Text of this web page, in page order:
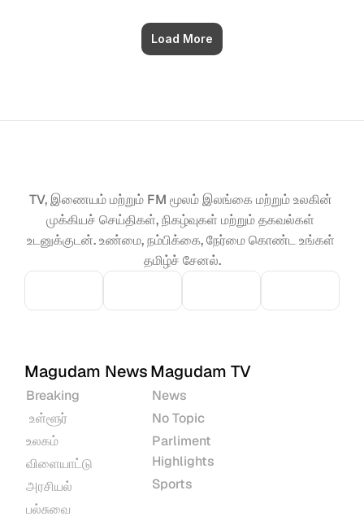
Load More
TV, இணையம் மற்றும் FM மூலம் இலங்கை மற்றும் உலகின்
முக்கியச் செய்திகள், நிகழ்வுகள் மற்றும் தகவல்கள்
உடனுக்குடன். உண்மை, நம்பிக்கை, நேர்மை கொண்ட உங்கள்
தமிழ்ச் சேனல்.
Magudam News
Breaking
உள்ளூர்
உலகம்
விளையாட்டு
அரசியல்
பல்சுவை
Magudam TV
News
No Topic
Parliment
Highlights
Sports